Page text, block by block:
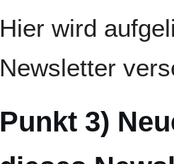
Hier wird
Newsletter
Punkt 3)